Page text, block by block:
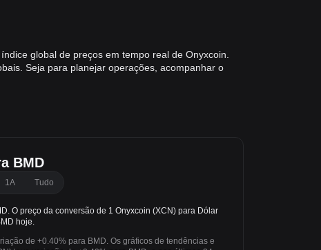
global de preços em tempo real de Onyxcoin.
Seja para planejar operações, acompanhar o
BMD
1A Tudo
O preço da conversão de 1 Onyxcoin (XCN) para Dólar
hoje.
de +0.40% para BMD. Os gráficos de tendências e